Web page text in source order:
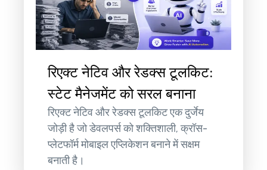
रिएक्ट नेटिव और रेडक्स टूलकिट:
स्टेट मैनेजमेंट को सरल बनाना
रिएक्ट नेटिव और रेडक्स टूलकिट एक दुर्जेय
जोड़ी है जो डेवलपर्स को शक्तिशाली, क्रॉस-
प्लेटफॉर्म मोबाइल एप्लिकेशन बनाने में सक्षम
बनाती है।